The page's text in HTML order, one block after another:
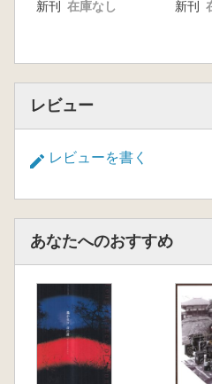
炊飯の方法
土器の付着物
土器の使用痕
弥生時代の調理
古代以降の調理
小林正史 コラム11「
り」
第4章 おにぎり今昔―握
屯食と烏の子
近世の握り飯
すしとちまき
昔話とおむすび
梅干
新刊 在庫なし 新刊
レビュー
レビューを書く
あなたへのおすすめ